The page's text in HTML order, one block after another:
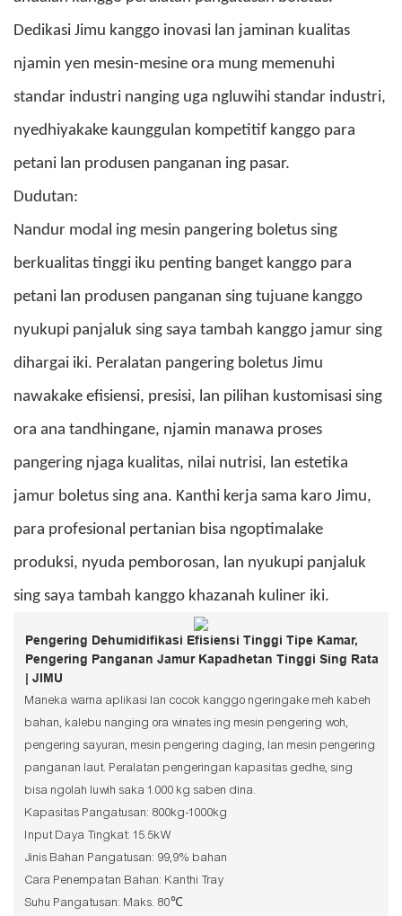
Dedikasi Jimu kanggo inovasi lan jaminan kualitas
njamin yen mesin-mesine ora mung memenuhi
standar industri nanging uga ngluwihi standar industri,
nyedhiyakake kaunggulan kompetitif kanggo para
petani lan produsen panganan ing pasar.
Dudutan:
Nandur modal ing mesin pangering boletus sing
berkualitas tinggi iku penting banget kanggo para
petani lan produsen panganan sing tujuane kanggo
nyukupi panjaluk sing saya tambah kanggo jamur sing
dihargai iki. Peralatan pangering boletus Jimu
nawakake efisiensi, presisi, lan pilihan kustomisasi sing
ora ana tandhingane, njamin manawa proses
pangering njaga kualitas, nilai nutrisi, lan estetika
jamur boletus sing ana. Kanthi kerja sama karo Jimu,
para profesional pertanian bisa ngoptimalake
produksi, nyuda pemborosan, lan nyukupi panjaluk
sing saya tambah kanggo khazanah kuliner iki.
Pengering Dehumidifikasi Efisiensi Tinggi Tipe Kamar,
Pengering Panganan Jamur Kapadhetan Tinggi Sing Rata
| JIMU
Maneka warna aplikasi lan cocok kanggo ngeringake meh kabeh
bahan, kalebu nanging ora winates ing mesin pengering woh,
pengering sayuran, mesin pengering daging, lan mesin pengering
panganan laut. Peralatan pengeringan kapasitas gedhe, sing
bisa ngolah luwih saka 1.000 kg saben dina.
Kapasitas Pangatusan: 800kg-1000kg
Input Daya Tingkat: 15.5kW
Jinis Bahan Pangatusan: 99,9% bahan
Cara Penempatan Bahan: Kanthi Tray
Suhu Pangatusan: Maks. 80℃